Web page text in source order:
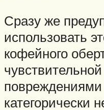
Сразу же
использовать
кофейного
категорически